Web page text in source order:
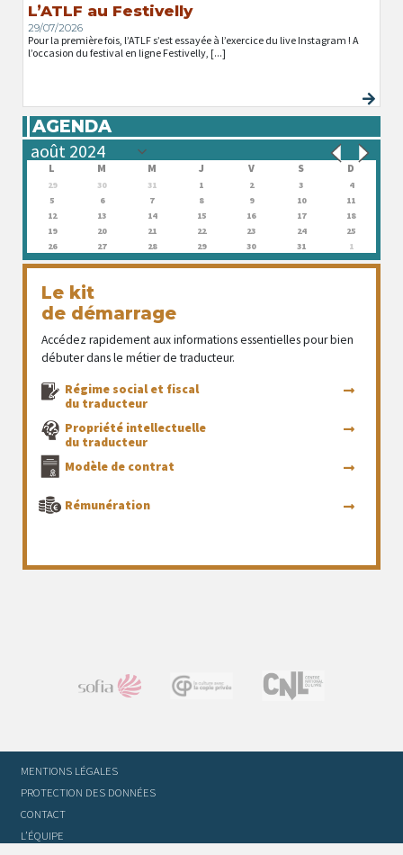
L’ATLF au Festivelly
29/07/2026
Pour la première fois, l’ATLF s’est essayée à l’exercice du live Instagram ! A
l’occasion du festival en ligne Festivelly, [...]
AGENDA
L M M J V S D
29 30 31 1 2 3
4
5
6 7 8 9 10
11
12
13 14 15 16 17
18
19
20 21 22 23 24
25
26
27 28 29 30 31 1
Le kit
de démarrage
Accédez rapidement aux informations essentielles pour bien
débuter dans le métier de traducteur.
Régime social et fiscal
du traducteur
Propriété intellectuelle
du traducteur
Modèle de contrat
Rémunération
MENTIONS LÉGALES
PROTECTION DES DONNÉES
CONTACT
L’ÉQUIPE